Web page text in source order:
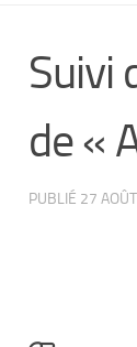
Suivi
de «
PUBLIÉ 27